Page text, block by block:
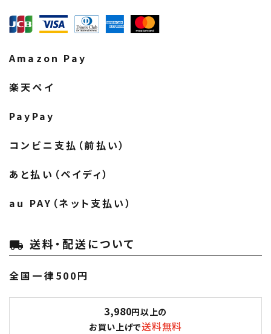
Amazon Pay
楽天ペイ
PayPay
コンビニ支払（前払い）
あと払い（ペイディ）
au PAY（ネット支払い）
local_shipping 送料・配送について
全国一律500円
3,980円以上の
お買い上げで送料無料